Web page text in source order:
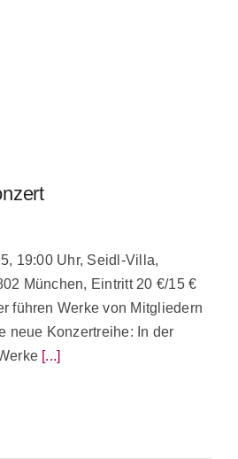
19:00 Uhr, Seidl-Villa,
München, Eintritt 20 €/15 €
führen Werke von Mitgliedern
neue Konzertreihe: In der
[...]